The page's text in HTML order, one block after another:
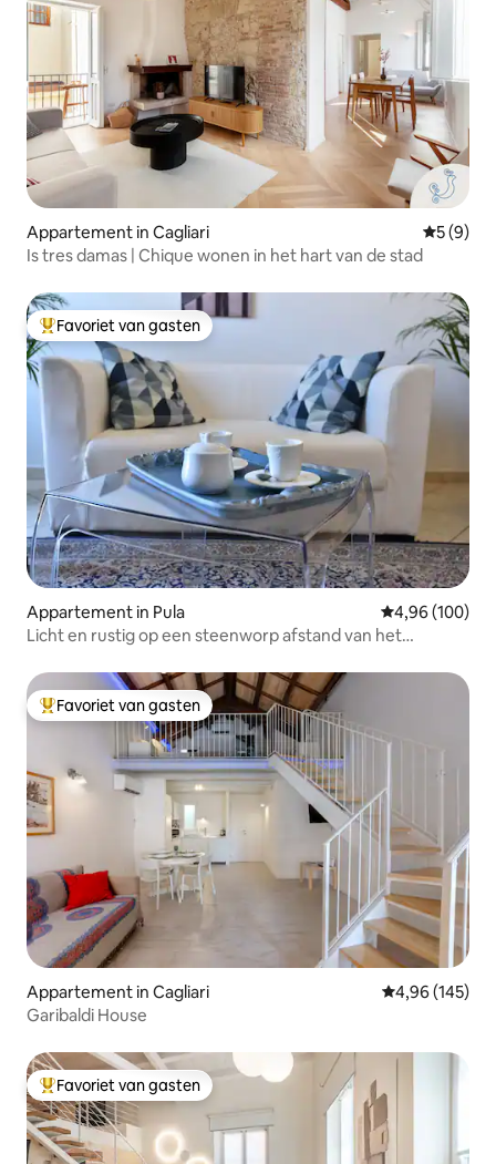
Appartement in Cagliari
5 (9)
Is tres damas | Chique wonen in het hart van de stad
Topfavoriet van gasten
Favoriet van gasten
Appartement in Pula Gemiddelde
4,96 (100)
Licht en rustig op een steenworp afstand van het
Topfavoriet van gasten
Favoriet van gasten
Appartement in Cagliari Gemiddelde
4,96 (145)
Garibaldi House
Topfavoriet van gasten
Favoriet van gasten